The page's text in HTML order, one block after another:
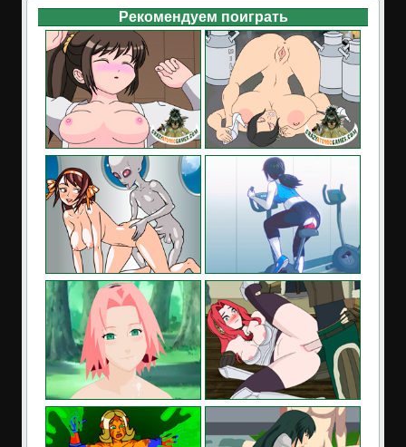
Рекомендуем поиграть